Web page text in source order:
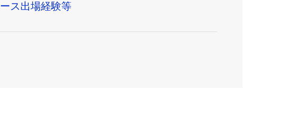
ス出場経験等